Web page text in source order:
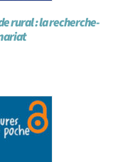
rural : la recherche-